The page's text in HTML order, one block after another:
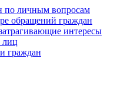
по личным вопросам
обращений граждан
интересы
лиц
граждан